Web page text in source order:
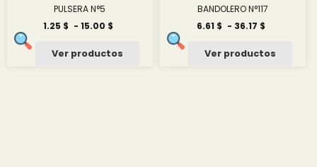
PULSERA N°5
1.25 $ - 15.00 $
desde
Ver productos
BANDOLERO N°117
6.61 $ - 36.17 $
desde
Ver productos